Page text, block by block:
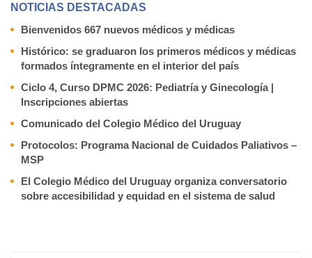
NOTICIAS DESTACADAS
Bienvenidos 667 nuevos médicos y médicas
Histórico: se graduaron los primeros médicos y médicas
formados íntegramente en el interior del país
Ciclo 4, Curso DPMC 2026: Pediatría y Ginecología |
Inscripciones abiertas
Comunicado del Colegio Médico del Uruguay
Protocolos: Programa Nacional de Cuidados Paliativos –
MSP
El Colegio Médico del Uruguay organiza conversatorio
sobre accesibilidad y equidad en el sistema de salud